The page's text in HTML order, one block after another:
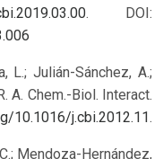
. DOI:
L.; Julián-Sánchez, A.;
A. Chem.-Biol. Interact.
10.1016/j.cbi.2012.11.
Mendoza-Hernández,